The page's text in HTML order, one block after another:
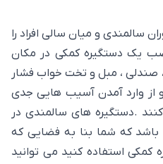
سالمندی و میان سالی افراد را
یک دستگیره کمکی در مکان
، صندلی ، مبل و تخت خواب فشار
و از وارد آمدن آسیب هایی جدی
.دستگیره های سالمندی در
باشد که شما بنا به فضایی که
کمکی استفاده کنید می توانید